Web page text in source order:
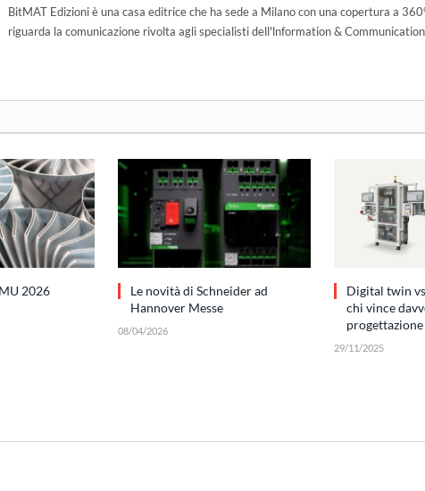
BitMAT Edizioni è una casa editrice che ha sede a Milano con una copertura a
riguarda la comunicazione rivolta agli specialisti dell'lnformation & Communication
2026
Le novità di Schneider ad
Hannover Messe
08/04/2026
Digital twin
chi vince
29/11/2025